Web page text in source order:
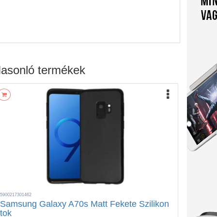
termékek
5900217301462
Samsung Galaxy A70s Matt Fekete Szilikon
tok